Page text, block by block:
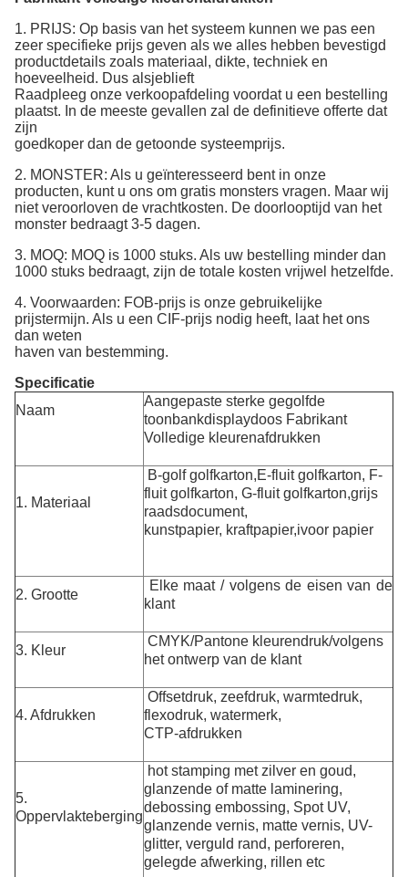
1. PRIJS: Op basis van het systeem kunnen we pas een
zeer specifieke prijs geven als we alles hebben bevestigd
productdetails zoals materiaal, dikte, techniek en
hoeveelheid. Dus alsjeblieft
Raadpleeg onze verkoopafdeling voordat u een bestelling
plaatst. In de meeste gevallen zal de definitieve offerte dat
zijn
goedkoper dan de getoonde systeemprijs.
2. MONSTER: Als u geïnteresseerd bent in onze
producten, kunt u ons om gratis monsters vragen. Maar wij
niet veroorloven de vrachtkosten. De doorlooptijd van het
monster bedraagt ​​3-5 dagen.
3. MOQ: MOQ is 1000 stuks. Als uw bestelling minder dan
1000 stuks bedraagt, zijn de totale kosten vrijwel hetzelfde.
4. Voorwaarden: FOB-prijs is onze gebruikelijke
prijstermijn. Als u een CIF-prijs nodig heeft, laat het ons
dan weten
haven van bestemming.
Specificatie
Naam
Aangepaste sterke gegolfde
toonbankdisplaydoos Fabrikant
Volledige kleurenafdrukken
1. Materiaal
B-golf golfkarton,E-fluit golfkarton, F-
fluit golfkarton, G-fluit golfkarton,grijs
raadsdocument,
kunstpapier, kraftpapier,ivoor papier
2. Grootte
Elke maat / volgens de eisen van de
klant
3. Kleur
CMYK/Pantone kleurendruk/volgens
het ontwerp van de klant
4. Afdrukken
Offsetdruk, zeefdruk, warmtedruk,
flexodruk, watermerk,
CTP-afdrukken
5.
Oppervlakteberging
hot stamping met zilver en goud,
glanzende of matte laminering,
debossing embossing, Spot UV,
glanzende vernis, matte vernis, UV-
glitter, verguld rand, perforeren,
gelegde afwerking, rillen etc